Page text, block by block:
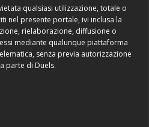
qualsiasi utilizzazione, totale o
nel presente portale, ivi inclusa la
rielaborazione, diffusione o
mediante qualunque piattaforma
senza previa autorizzazione
parte di Duels.